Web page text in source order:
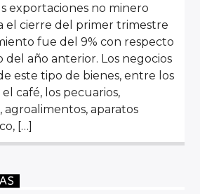
exportaciones no minero
el cierre del primer trimestre
fue del 9% con respecto
del año anterior. Los negocios
este tipo de bienes, entre los
café, los pecuarios,
agroalimentos, aparatos
[…]